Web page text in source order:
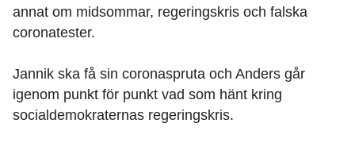
annat om midsommar, regeringskris och falska
coronatester.
Jannik ska få sin coronaspruta och Anders går
igenom punkt för punkt vad som hänt kring
socialdemokraternas regeringskris.